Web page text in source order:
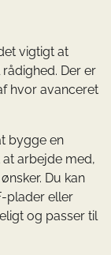
vigtigt at
Der er
hvor avanceret
bygge en
arbejde med,
Du kan
plader eller
og passer til